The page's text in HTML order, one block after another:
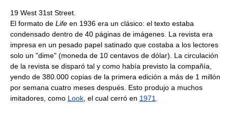
19 West 31st Street.
El formato de Life en 1936 era un clásico: el texto estaba
condensado dentro de 40 páginas de imágenes. La revista era
impresa en un pesado papel satinado que costaba a los lectores
solo un "dime" (moneda de 10 centavos de dólar). La circulación
de la revista se disparó tal y como había previsto la compañía,
yendo de 380.000 copias de la primera edición a más de 1 millón
por semana cuatro meses después. Esto produjo a muchos
imitadores, como Look , el cual cerró en 1971